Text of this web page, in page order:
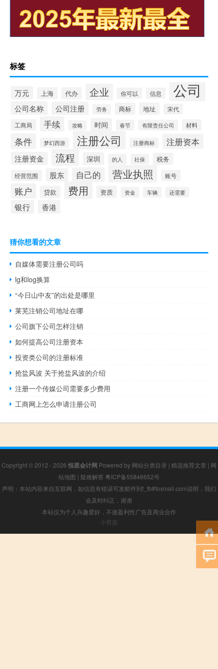
标签
万元 上海 代办 企业 你可以 信息 公司
公司名称 公司注册 劳务 商标 地址 宋代
工商局 手续 攻略 时间 春节 有限责任公司 材料
条件 梦幻西游 注册公司 注册商标 注册资本
注册资金 流程 深圳 的人 社保 税务
经营范围 股东 自己的 营业执照 账号
账户 贷款 费用 资质 资金 车辆 还需要
银行 香港
猜你想看的文章
自媒体需要注册公司吗
lg和log换算
“今日山中友”的出处是哪里
莱芜注销公司地址在哪
公司旗下公司怎样注销
如何提高公司注册资本
投资类公司的注册标准
抢盐风波 关于抢盐风波的介绍
注册一个传媒公司需要多少费用
工商网上怎么申请注册公司
Copyright © 2012 - 2026 恒星会计网 Powered by 网站分类目录 | 精选推荐文章 | 网
站地图 | 疑难解答 粤ICP备55846652号
声明：本站内容来自互联网，如信息有错误可发邮件到f_fb#foxmail.com说明，我们
会及时纠正，谢谢
本站仅为个人兴趣爱好，不接盈利性广告及商业合作
小男孩